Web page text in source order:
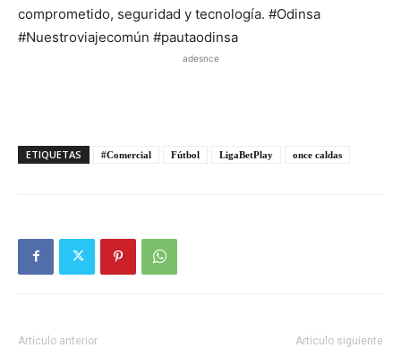
comprometido, seguridad y tecnología. #Odinsa
#Nuestroviajecomún #pautaodinsa
adesnce
ETIQUETAS #Comercial Fútbol LigaBetPlay once caldas
Artículo anterior Artículo siguiente